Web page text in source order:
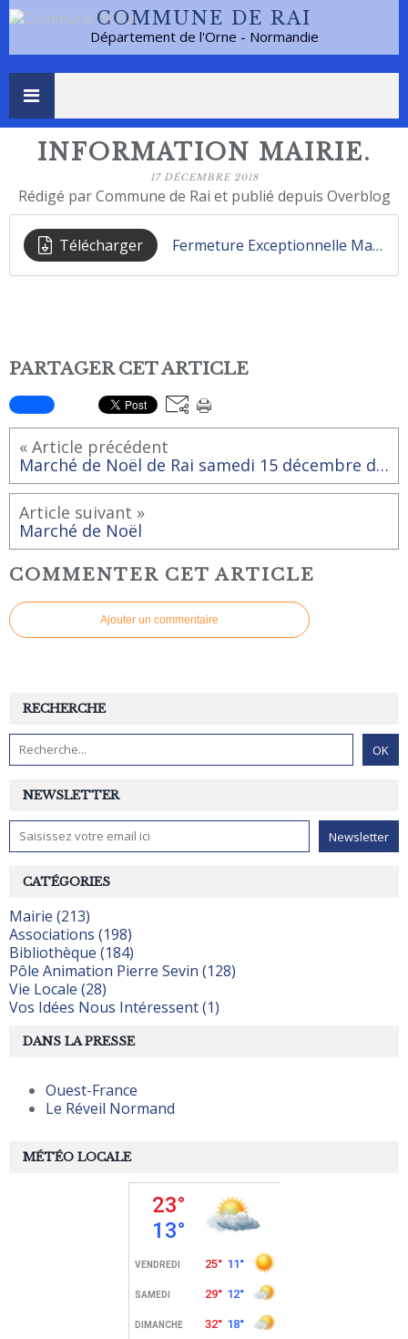
COMMUNE DE RAI
Département de l'Orne - Normandie
INFORMATION MAIRIE.
17 DÉCEMBRE 2018
Rédigé par Commune de Rai et publié depuis Overblog
Télécharger Fermeture Exceptionnelle Mairie 24 et 31 décembre 2018
PARTAGER CET ARTICLE
« Article précédent
Marché de Noël de Rai samedi 15 décembre de 17h30 à 20h
Article suivant »
Marché de Noël
COMMENTER CET ARTICLE
Ajouter un commentaire
NEWSLETTER
RECHERCHE
CATÉGORIES
Mairie (213)
Associations (198)
Bibliothèque (184)
Pôle Animation Pierre Sevin (128)
Vie Locale (28)
Vos Idées Nous Intéressent (1)
MÉTÉO LOCALE
DANS LA PRESSE
Ouest-France
Le Réveil Normand